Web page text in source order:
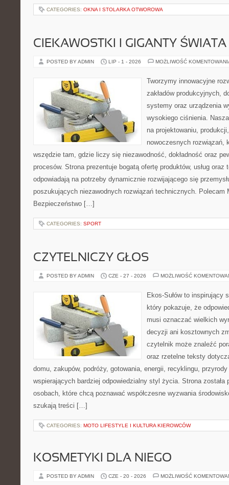
CATEGORIES: OKNA I STOLARKA OTWOROWA
CIEKAWOSTKI I GIGANTY ŚWIATA
POSTED BY ADMIN LIP - 1 - 2026 MOŻLIWOŚĆ
Tworzymy innowacyjne
zakładów produkcyjnych,
systemy oraz urządzenia
wysokiego ciśnienia.
na projektowaniu,
nowoczesnych rozwiązań,
wszędzie tam, gdzie liczy się niezawodność, dokładność oraz
procesów. Strona prezentuje bogatą ofertę produktów, usług oraz
odpowiadają na potrzeby dynamicznie rozwijającego się
poszukujących niezawodnych rozwiązań technicznych. Polecam
Bezpieczeństwo […]
CATEGORIES: SPORT
CZYTELNICZY GŁOS
POSTED BY ADMIN CZE - 27 - 2026 MOŻLIWOŚĆ
Ekos-Sułów to inspirujący
który pokazuje, że
musi oznaczać wielkich
decyzji ani kosztownych
czytelnik może znaleźć
oraz rzetelne teksty
domu, zakupów, podróży, gotowania, energii, recyklingu,
wspierających bardziej odpowiedzialny styl życia. Strona została
osobach, które chcą poznawać współczesne wyzwania
szukają treści […]
CATEGORIES: MOTO LIFESTYLE I KULTURA KIEROWCÓW
KOSMETYKI DLA NIEGO
POSTED BY ADMIN CZE - 20 - 2026 MOŻLIWOŚĆ